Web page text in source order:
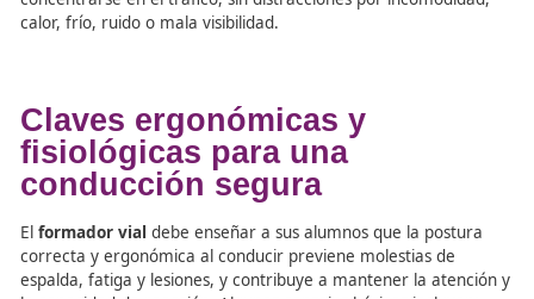
plena puede reaccionar de manera adecuada. Por eso,
Elprofesor de autoescueladebe conocer que la
correcta postura al volante son elementos esenciales
seguridad activa. Un coche bien diseñado permite al
concentrarse en el tráfico, sin distracciones por
calor, frío, ruido o mala visibilidad.